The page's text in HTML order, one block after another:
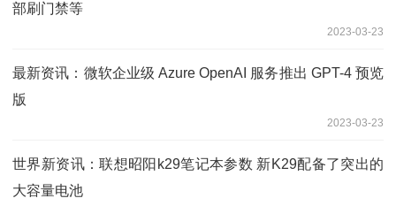
部刷门禁等
2023-03-23
最新资讯：微软企业级 Azure OpenAI 服务推出 GPT-4 预览
版
2023-03-23
世界新资讯：联想昭阳k29笔记本参数 新K29配备了突出的
大容量电池